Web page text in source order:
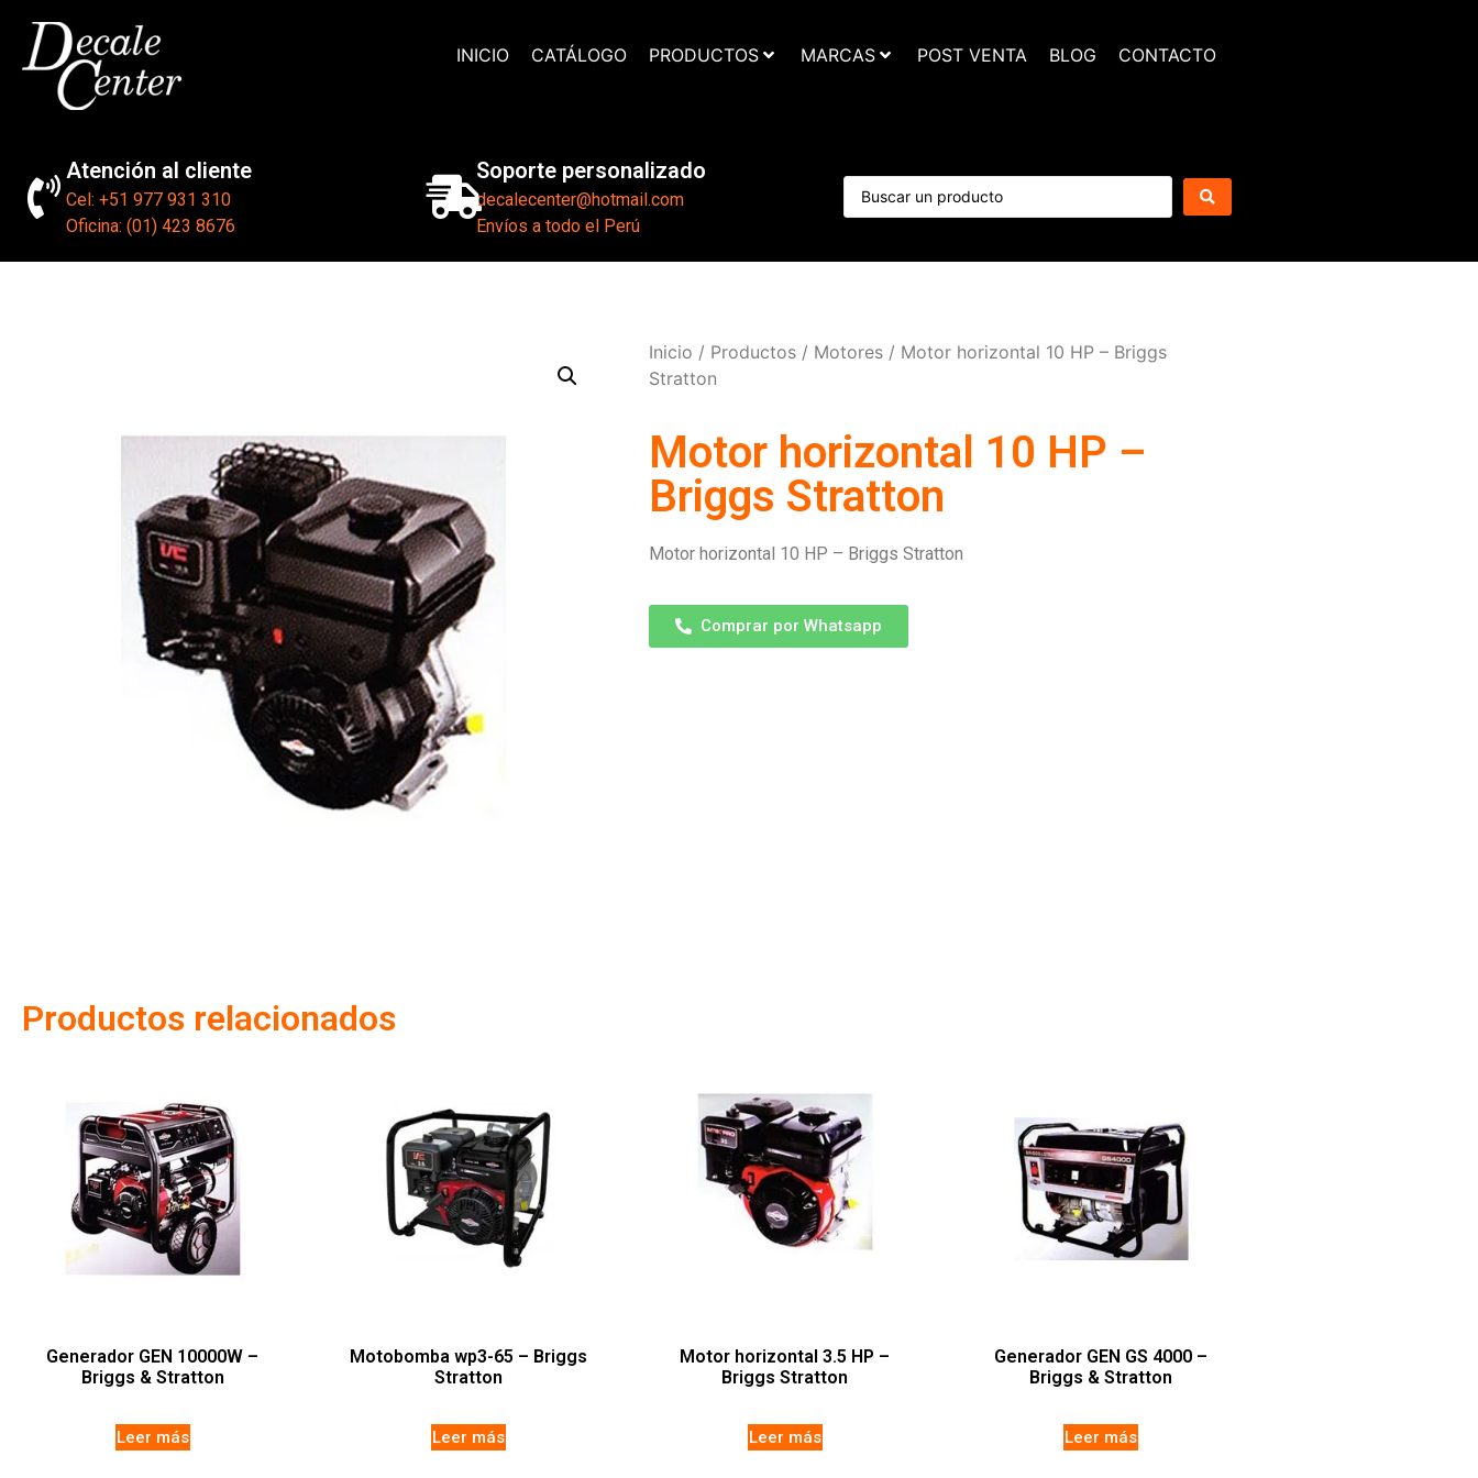
INICIO CATÁLOGO PRODUCTOS MARCAS POST VENTA BLOG CONTACTO
Atención al cliente
Cel: +51 977 931 310
Oficina: (01) 423 8676
Soporte personalizado
decalecenter@hotmail.com
Envíos a todo el Perú
Inicio / Productos / Motores / Motor horizontal 10 HP – Briggs
Stratton
Motor horizontal 10 HP –
Briggs Stratton
Motor horizontal 10 HP – Briggs Stratton
Comprar por Whatsapp
Productos relacionados
Generador GEN 10000W –
Briggs & Stratton
Leer más
Motobomba wp3-65 – Briggs
Stratton
Leer más
Motor horizontal 3.5 HP –
Briggs Stratton
Leer más
Generador GEN GS 4000 –
Briggs & Stratton
Leer más